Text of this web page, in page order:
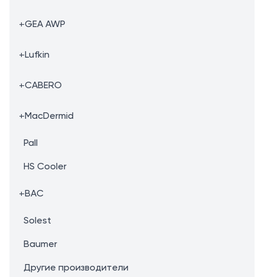
+GEA AWP
+Lufkin
+CABERO
+MacDermid
Pall
HS Cooler
+BAC
Solest
Baumer
Другие производители